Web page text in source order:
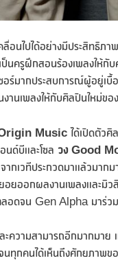
อนไปได้อย่างมีประสิทธิภา
นครูฝึกสอนร้องเพลงให้
ซอร์มากประสบการณ์ผู้อยู่เ
งานเพลงให้กับศิลปินใหม่
Music ได้เปิดตัวศิ
นด์บีและโซล วง Good
กเวทีประกวดมาแล้วมากม
อยออกผลงานเพลงและมิ
จน Gen Alpha มาร่วมส
ะความสามารถอีกมากมาย
จนทุกคนได้เห็นถึงศักยภา